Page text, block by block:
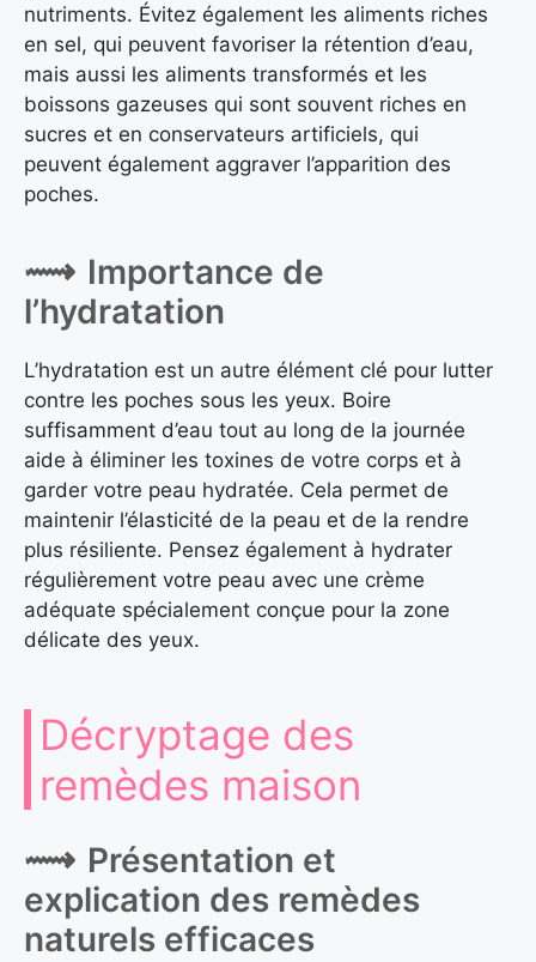
nutriments. Évitez également les aliments riches
en sel, qui peuvent favoriser la rétention d’eau,
mais aussi les aliments transformés et les
boissons gazeuses qui sont souvent riches en
sucres et en conservateurs artificiels, qui
peuvent également aggraver l’apparition des
poches.
Importance de
l’hydratation
L’hydratation est un autre élément clé pour lutter
contre les poches sous les yeux. Boire
suffisamment d’eau tout au long de la journée
aide à éliminer les toxines de votre corps et à
garder votre peau hydratée. Cela permet de
maintenir l’élasticité de la peau et de la rendre
plus résiliente. Pensez également à hydrater
régulièrement votre peau avec une crème
adéquate spécialement conçue pour la zone
délicate des yeux.
Décryptage des
remèdes maison
Présentation et
explication des remèdes
naturels efficaces